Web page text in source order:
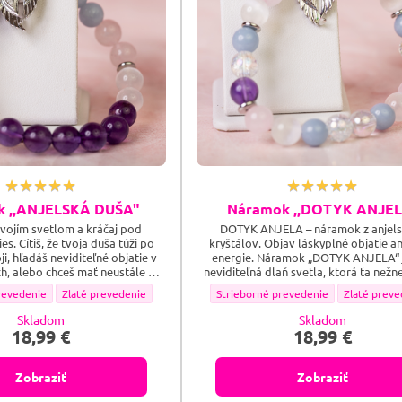
,,ANJELSKÁ DUŠA"
svetlom a kráčaj pod
Cítiš, že tvoja duša túži po
hľadáš neviditeľné objatie v
alebo chceš mať neustále pri
že nikdy nie si sám(a)?
DUŠA“ je tvojím osobným
svetom – nasaď si ho
tejto láskavej vibrácii, aby
obavy, pohladila tvoje...
DUŠA" - Farebné prevedenie doplnku:
Náramok ,,ANJELSKÁ DUŠA" - Farebné prevedenie doplnku:
Zlaté prevedenie
Skladom
18,99 €
Zobraziť
Náramok ,,DOTYK
DOTYK ANJELA – náramok z
kryštálov. Objav láskyplné objatie
energie. Náramok „DOTYK
neviditeľná dlaň svetla, ktorá ťa
upokojuje a vedie. Nádherná
kryštálov s hlbokou symbolikou a
strieborným príveskom anjelských
tohto šperku viac než len ozdobu – je
talizman.
Náramok ,,DOTYK ANJELA" -
Strieborné prevedenie Náramok
Zlaté
Skladom
18,99 €
Zobraziť